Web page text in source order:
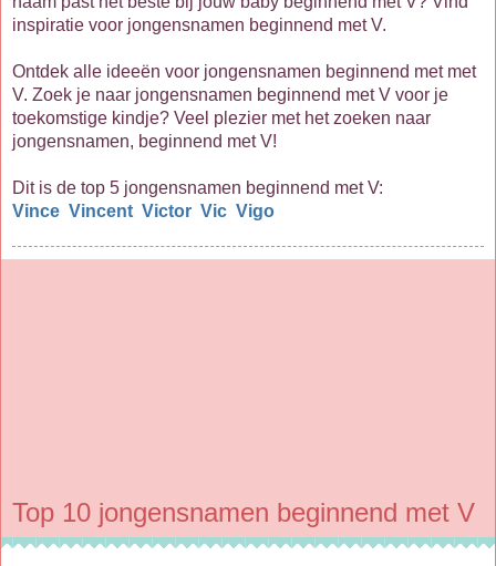
inspiratie voor jongensnamen beginnend met V.
Ontdek alle ideeën voor jongensnamen beginnend met met
V. Zoek je naar jongensnamen beginnend met V voor je
toekomstige kindje? Veel plezier met het zoeken naar
jongensnamen, beginnend met V!
Dit is de top 5 jongensnamen beginnend met V:
Vince Vincent Victor Vic Vigo
Top 10 jongensnamen beginnend met V